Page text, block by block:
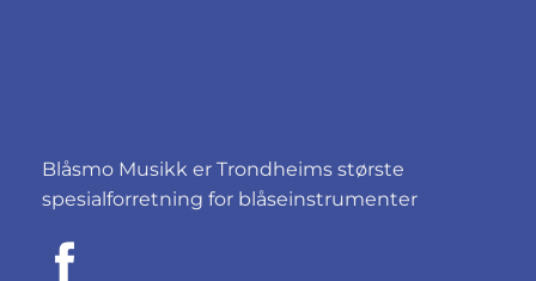
Blåsmo Musikk er Trondheims største
spesialforretning for blåseinstrumenter